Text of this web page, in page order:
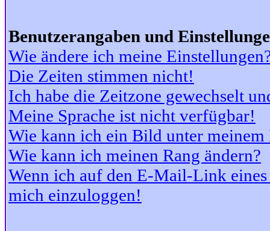
Benutzerangaben und
Wie ändere ich meine
Die Zeiten stimmen nicht!
Ich habe die Zeitzone gewechselt
Meine Sprache ist nicht verfügbar!
Wie kann ich ein Bild unter meinem
Wie kann ich meinen Rang ändern?
Wenn ich auf den E-Mail-Link
mich einzuloggen!